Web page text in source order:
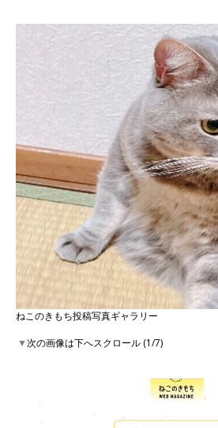
ねこのきもち投稿写真ギャラリー
▼次の画像は下へスクロール (1/7)